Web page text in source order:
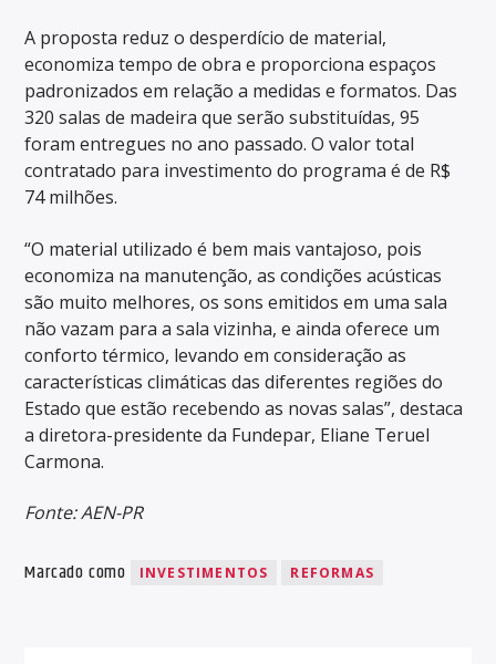
A proposta reduz o desperdício de material,
economiza tempo de obra e proporciona espaços
padronizados em relação a medidas e formatos. Das
320 salas de madeira que serão substituídas, 95
foram entregues no ano passado. O valor total
contratado para investimento do programa é de R$
74 milhões.
“O material utilizado é bem mais vantajoso, pois
economiza na manutenção, as condições acústicas
são muito melhores, os sons emitidos em uma sala
não vazam para a sala vizinha, e ainda oferece um
conforto térmico, levando em consideração as
características climáticas das diferentes regiões do
Estado que estão recebendo as novas salas”, destaca
a diretora-presidente da Fundepar, Eliane Teruel
Carmona.
Fonte: AEN-PR
Marcado como INVESTIMENTOS REFORMAS